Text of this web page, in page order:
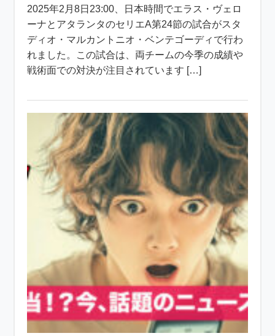
2025年2月8日23:00、日本時間でエラス・ヴェロ
ーナとアタランタのセリエA第24節の試合がスタ
ディオ・マルカントニオ・ベンテゴーディで行わ
れました。この試合は、両チームの今季の成績や
戦術面での対決が注目されています […]